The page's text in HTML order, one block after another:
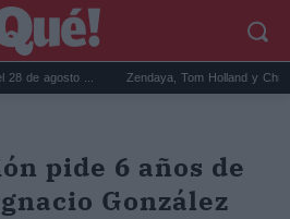
... Zendaya, Tom Holland y Chrissy
pide 6 años de
González